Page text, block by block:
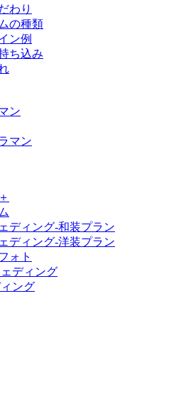
わり
の種類
ン例
ち込み
ン
マン
ディング-和装プラン
ディング-洋装プラン
ォト
ディング
ング